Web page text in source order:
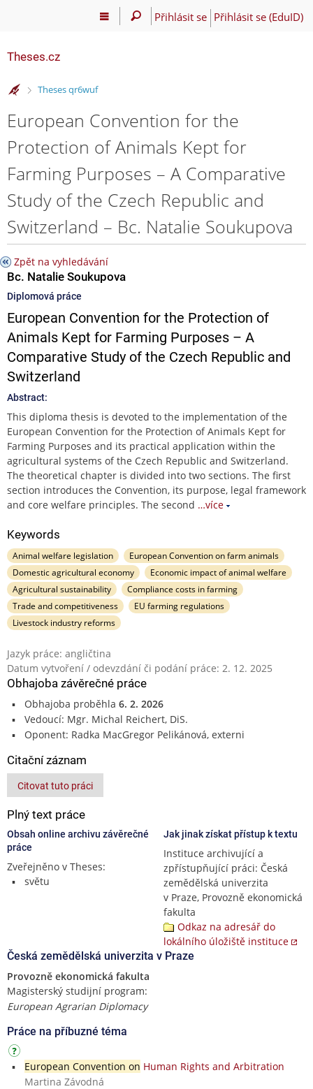
Přihlásit se Přihlásit se (EduID)
Theses.cz
>
Theses qr6wuf
European Convention for the
Protection of Animals Kept for
Farming Purposes – A Comparative
Study of the Czech Republic and
Switzerland – Bc. Natalie Soukupova
Zpět na vyhledávání
Bc. Natalie Soukupova
Diplomová práce
European Convention for the Protection of
Animals Kept for Farming Purposes – A
Comparative Study of the Czech Republic and
Switzerland
Abstract:
This diploma thesis is devoted to the implementation of the
European Convention for the Protection of Animals Kept for
Farming Purposes and its practical application within the
agricultural systems of the Czech Republic and Switzerland.
The theoretical chapter is divided into two sections. The first
section introduces the Convention, its purpose, legal framework
and core welfare principles. The second …více
Keywords
Animal welfare legislation
European Convention on farm animals
Domestic agricultural economy
Economic impact of animal welfare
Agricultural sustainability
Compliance costs in farming
Trade and competitiveness
EU farming regulations
Livestock industry reforms
Jazyk práce: angličtina
Datum vytvoření / odevzdání či podání práce: 2. 12. 2025
Obhajoba závěrečné práce
Obhajoba proběhla 6. 2. 2026
Vedoucí: Mgr. Michal Reichert, DiS.
Oponent: Radka MacGregor Pelikánová, externi
Citační záznam
Citovat tuto práci
Plný text práce
Obsah online archivu závěrečné
práce
Zveřejněno v Theses:
světu
Jak jinak získat přístup k textu
Instituce archivující a
zpřístupňující práci: Česká
zemědělská univerzita
v Praze, Provozně ekonomická
fakulta
Odkaz na adresář do
lokálního úložiště instituce
Česká zemědělská univerzita v Praze
Provozně ekonomická fakulta
Magisterský studijní program:
European Agrarian Diplomacy
Práce na příbuzné téma
European Convention on Human Rights and Arbitration
Martina Závodná